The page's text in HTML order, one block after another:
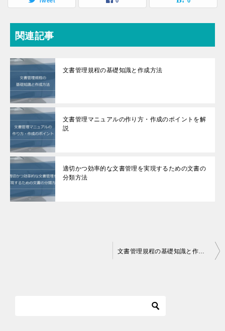
関連記事
文書管理規程の基礎知識と作成方法
文書管理マニュアルの作り方・作成のポイントを解
説
適切かつ効率的な文書管理を実現するための文書の
分類方法
文書管理規程の基礎知識と作成方法